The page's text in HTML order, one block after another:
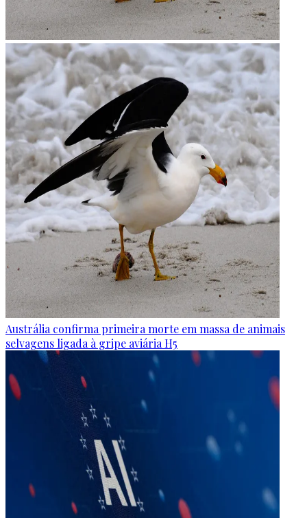
Austrália confirma primeira morte em massa de animais
selvagens ligada à gripe aviária H5